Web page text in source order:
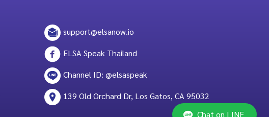
support@elsanow.io
ELSA Speak Thailand
Channel ID: @elsaspeak
139 Old Orchard Dr, Los Gatos, CA 95032
Chat on LINE